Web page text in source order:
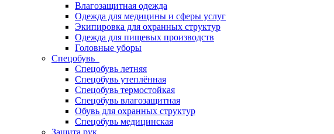
Влагозащитная одежда
Одежда для медицины и сферы услуг
Экипировка для охранных структур
Одежда для пищевых производств
Головные уборы
Спецобувь
Спецобувь летняя
Спецобувь утеплённая
Спецобувь термостойкая
Спецобувь влагозащитная
Обувь для охранных структур
Спецобувь медицинская
Защита рук